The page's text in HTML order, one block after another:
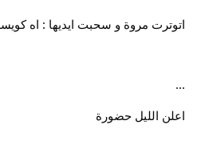
اتوترت مروة و سحبت ايديها : اه
...
اعلن الليل حضورة